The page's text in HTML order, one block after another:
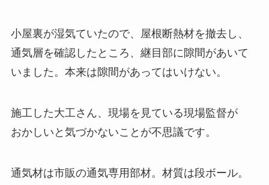
小屋裏が湿気ていたので、屋根断熱材を撤去し、
通気層を確認したところ、継目部に隙間があいて
いました。本来は隙間があってはいけない。
施工した大工さん、現場を見ている現場監督が
おかしいと気づかないことが不思議です。
通気材は市販の通気専用部材。材質は段ボール。